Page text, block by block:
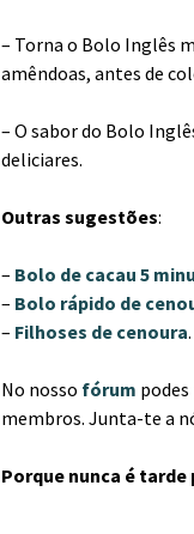
– Torna o Bolo Inglês
amêndoas, antes de
– O sabor do Bolo
deliciares.
Outras sugestões:
– Bolo de cacau 5
– Bolo rápido de
– Filhoses de cenoura.
No nosso fórum
membros. Junta-te a
Porque nunca é